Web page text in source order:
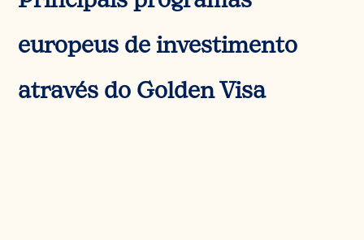
europeus de investimento
através do Golden Visa